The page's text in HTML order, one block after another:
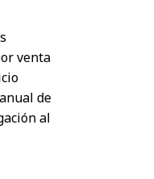
venta
de
al